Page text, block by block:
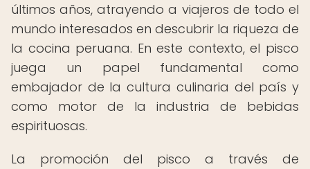
últimos años, atrayendo a viajeros de todo el
mundo interesados en descubrir la riqueza de
la cocina peruana. En este contexto, el pisco
juega un papel fundamental como
embajador de la cultura culinaria del país y
como motor de la industria de bebidas
espirituosas.
La promoción del pisco a través de